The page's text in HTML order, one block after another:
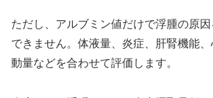
ただし、アルブミン値だけで浮腫の原
できません。体液量、炎症、肝腎機能
動量などを合わせて評価します。